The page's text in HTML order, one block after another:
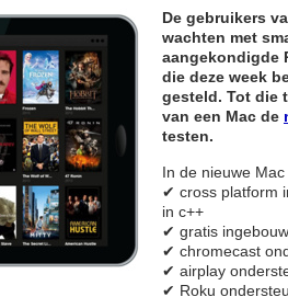
De gebruikers
wachten met
aangekondigde
die deze week
gesteld. Tot die
van een Mac de
testen.
In de nieuwe
✔ cross platform
in c++
✔ gratis
✔ chromecast
✔ airplay
✔ Roku